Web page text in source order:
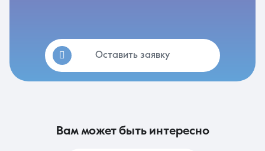
Оставить заявку
вам может быть интересно